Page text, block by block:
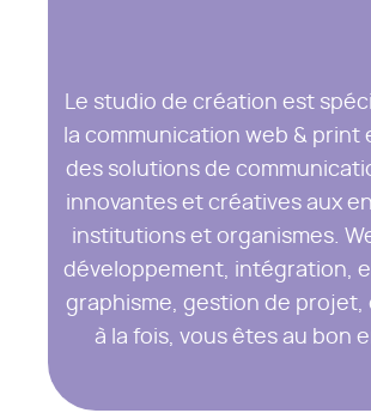
Le studio de création est
la communication web & print
des solutions de
innovantes et créatives aux
institutions et organismes.
développement, intégration,
graphisme, gestion de projet,
à la fois, vous êtes au bon